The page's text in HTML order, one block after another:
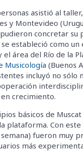
asistió al
y Montevideo
concretar
estableció como
área del Río de la
Musicología (Buenos
incluyó no sólo
crecimiento.
básicos de
plataforma. Con
fueron muy
más